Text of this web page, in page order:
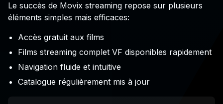
Le succès de Movix streaming repose sur plusieurs
éléments simples mais efficaces:
Accès gratuit aux films
Films streaming complet VF disponibles rapidement
Navigation fluide et intuitive
Catalogue régulièrement mis à jour